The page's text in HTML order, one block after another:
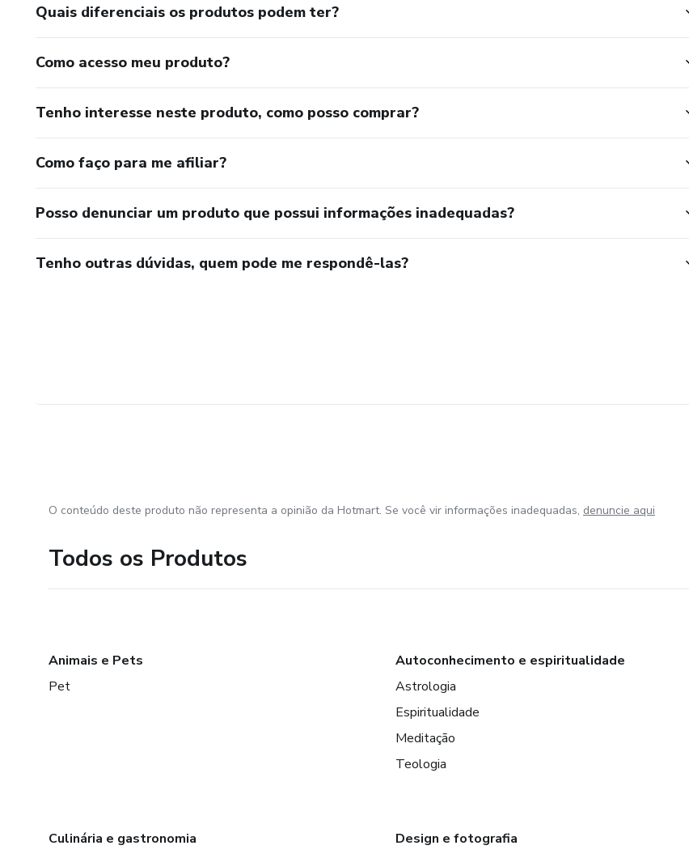
Quais diferenciais os produtos podem ter?
Como acesso meu produto?
Tenho interesse neste produto, como posso comprar?
Como faço para me afiliar?
Posso denunciar um produto que possui informações inadequadas?
Tenho outras dúvidas, quem pode me respondê-las?
O conteúdo deste produto não representa a opinião da Hotmart. Se você vir informações inadequadas, denuncie aqui
Todos os Produtos
Animais e Pets
Pet
Autoconhecimento e espiritualidade
Astrologia
Espiritualidade
Meditação
Teologia
Culinária e gastronomia
Design e fotografia